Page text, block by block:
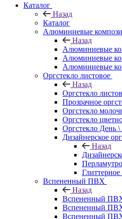
Каталог
Назад
Каталог
Алюминиевые
Назад
Алюминиевые
Алюминиевые
Алюминиевые
Оргстекло листовое
Назад
Оргстекло
Прозрачное
Оргстекло
Оргстекло
Оргстекло День
Дизайнерское
Назад
Глиттерное
Вспененный ПВХ
Назад
Вспененный
Вспененный
Вспененный